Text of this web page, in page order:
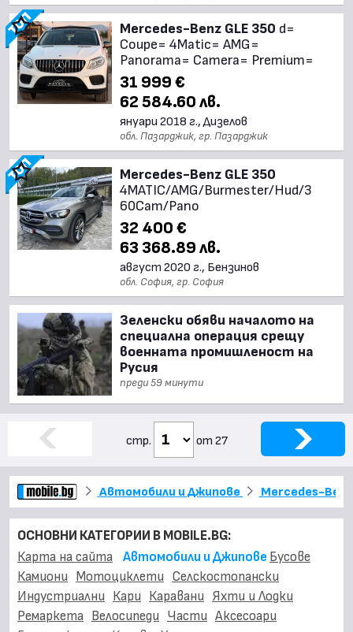
Mercedes-Benz GLE 350 d=
Coupe= 4Matic= AMG=
Panorama= Camera= Premium=
31 999 €
62 584.60 лв.
януари 2018 г., Дизелов
обл. Пазарджик, гр. Пазарджик
Mercedes-Benz GLE 350
4MATIC/AMG/Burmester/Hud/3
60Cam/Pano
32 400 €
63 368.89 лв.
август 2020 г., Бензинов
обл. София, гр. София
Зеленски обяви началото на
специална операция срещу
военната промишленост на
Русия
преди 59 минути
стр. от 27
Автомобили и Джипове Mercedes-
ОСНОВНИ КАТЕГОРИИ В MOBILE.BG:
Карта на сайта
Автомобили и Джипове Бусове
Камиони Мотоциклети Селскостопански
Индустриални Кари Каравани Яхти и Лодки
Ремаркета Велосипеди Части Аксесоари